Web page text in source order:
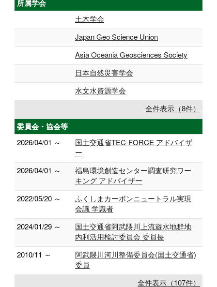
所属学会
土木学会
Japan Geo Science Union
Asia Oceania Geosciences Society
日本自然災害学会
水文水資源学会
全件表示（8件）
委員会・協会等
2026/04/01 ～
国土交通省TEC-FORCE アドバイザ
ー
2026/04/01 ～
福島環境創造センター調査研究ワー
キング アドバイザー
2022/05/20 ～
ふくしまカーボンニュートラル実現
会議 学識者
2024/01/29 ～
国土交通省阿武隈川上流遊水地群地
内利活用検討委員会 委員長
2010/11 ～
阿武隈川河川整備委員会(国土交通省)
委員
全件表示（107件）